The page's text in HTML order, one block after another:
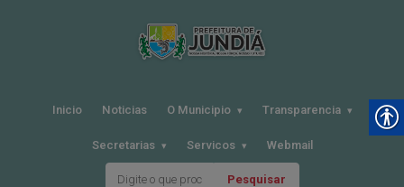
Inicio Noticias O Municipio Transparencia
Secretarias Servicos Webmail
Pesquisar